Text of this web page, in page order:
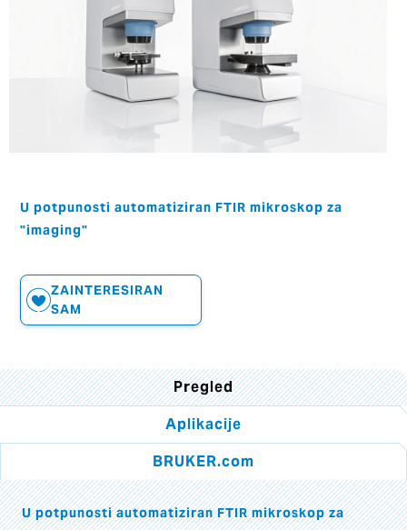
U potpunosti automatiziran FTIR mikroskop za
"imaging"
ZAINTERESIRAN
SAM
Pregled
Aplikacije
BRUKER.com
U potpunosti automatiziran FTIR mikroskop za